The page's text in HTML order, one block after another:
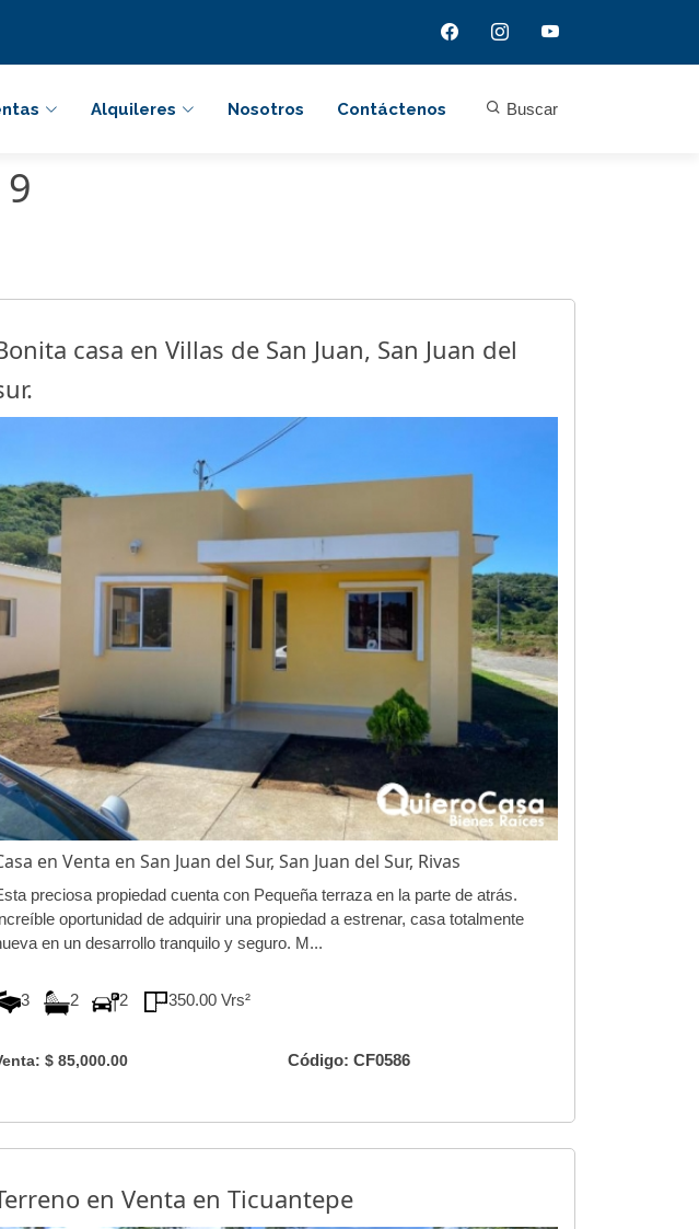
Alquileres Nosotros Contáctenos Buscar
casa en Villas de San Juan, San Juan del
en Venta en San Juan del Sur, San Juan del Sur, Rivas
preciosa propiedad cuenta con Pequeña terraza en la parte de atrás.
oportunidad de adquirir una propiedad a estrenar, casa totalmente
en un desarrollo tranquilo y seguro. M...
3 2 2 350.00 Vrs²
$ 85,000.00 Código: CF0586
en Venta en Ticuantepe